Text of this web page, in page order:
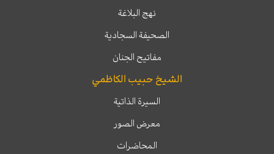
نهج البلاغة
الصحيفة السجادية
مفاتيح الجنان
الشيخ حبيب الكاظمي
السيرة الذاتية
معرض الصور
المحاضرات